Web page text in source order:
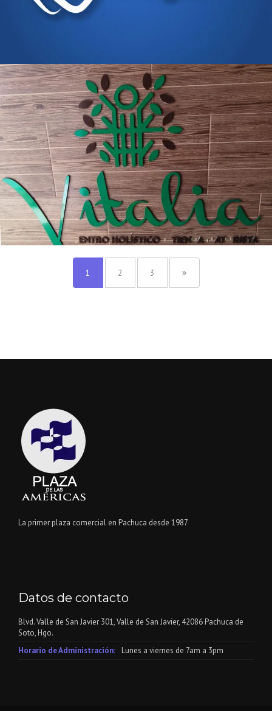
1 2 3
La primer plaza comercial en Pachuca desde 1987
Datos de contacto
Blvd. Valle de San Javier 301, Valle de San Javier, 42086 Pachuca de
Soto, Hgo.
Horario de Administración:
Lunes a viernes de 7am a 3pm